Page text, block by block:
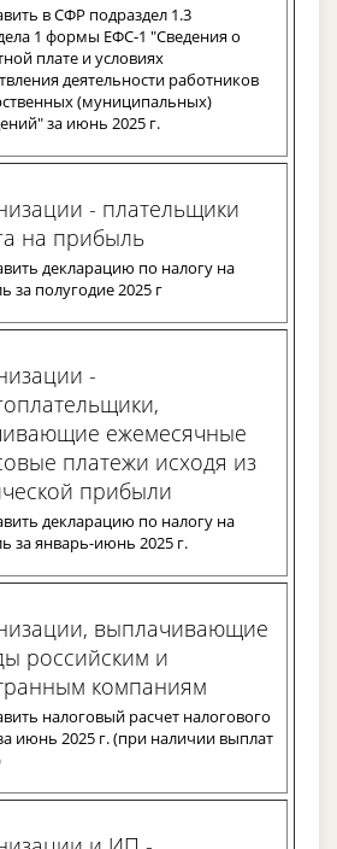
в СФР подраздел 1.3
1 формы ЕФС-1 "Сведения о
плате и условиях
деятельности работников
(муниципальных)
за июнь 2025 г.
- плательщики
на прибыль
декларацию по налогу на
за полугодие 2025 г
-
ежемесячные
платежи исходя из
прибыли
декларацию по налогу на
за январь-июнь 2025 г.
выплачивающие
российским и
компаниям
налоговый расчет налогового
июнь 2025 г. (при наличии выплат